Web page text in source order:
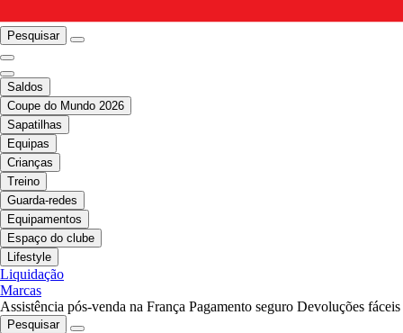
Pesquisar
Saldos
Coupe do Mundo 2026
Sapatilhas
Equipas
Crianças
Treino
Guarda-redes
Equipamentos
Espaço do clube
Lifestyle
Liquidação
Marcas
Assistência pós-venda na França Pagamento seguro Devoluções fáceis
Pesquisar